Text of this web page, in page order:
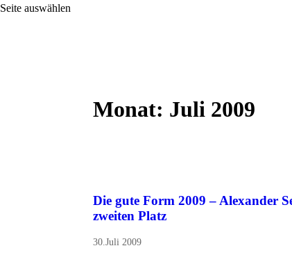
Seite auswählen
Monat: Juli 2009
Die gute Form 2009 – Alexander
zweiten Platz
30.Juli 2009